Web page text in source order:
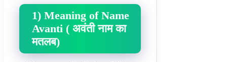
1) Meaning of Name
Avanti ( अवंती नाम का
मतलब)